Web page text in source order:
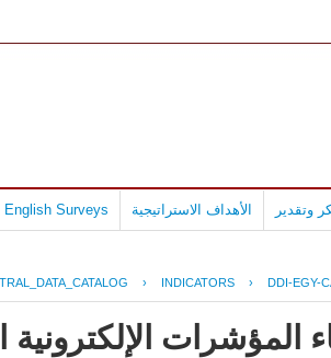
وتقدير الأهداف الاستراتيجية English Surveys
› INDICATORS › DDI-EGY-
المؤشرات